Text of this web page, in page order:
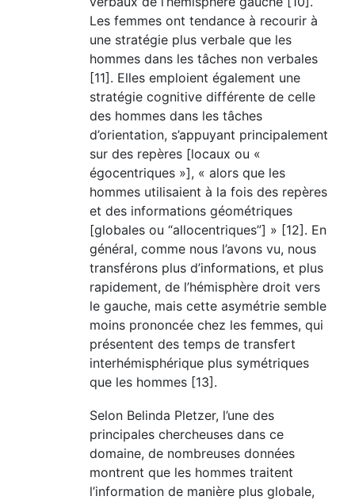
Les femmes ont tendance à recourir à
une stratégie plus verbale que les
hommes dans les tâches non verbales
[11]. Elles emploient également une
stratégie cognitive différente de celle
des hommes dans les tâches
d’orientation, s’appuyant principalement
sur des repères [locaux ou «
égocentriques »], « alors que les
hommes utilisaient à la fois des repères
et des informations géométriques
[globales ou “allocentriques”] » [12]. En
général, comme nous l’avons vu, nous
transférons plus d’informations, et plus
rapidement, de l’hémisphère droit vers
le gauche, mais cette asymétrie semble
moins prononcée chez les femmes, qui
présentent des temps de transfert
interhémisphérique plus symétriques
que les hommes [13].
Selon Belinda Pletzer, l’une des
principales chercheuses dans ce
domaine, de nombreuses données
montrent que les hommes traitent
l’information de manière plus globale,